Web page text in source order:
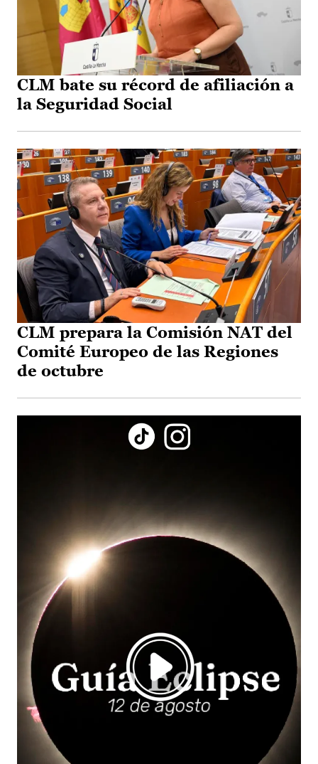
CLM bate su récord de afiliación a
la Seguridad Social
CLM prepara la Comisión NAT del
Comité Europeo de las Regiones
de octubre